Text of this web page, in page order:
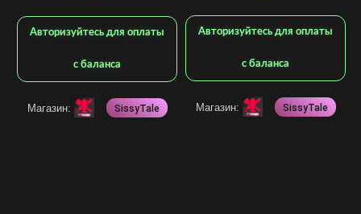
Авторизуйтесь для оплаты
с баланса
Магазин: SissyTale
Авторизуйтесь для оплаты
с баланса
Магазин: SissyTale